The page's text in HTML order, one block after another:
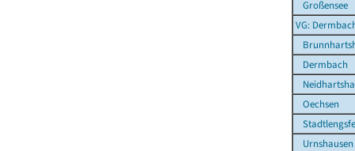
Großensee
VG:
Dermbach
Oechsen
Urnshausen